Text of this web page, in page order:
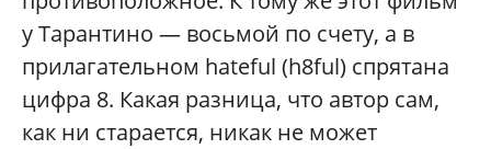
у Тарантино — восьмой по счету, а в
прилагательном hateful (h8ful) спрятана
цифра 8. Какая разница, что автор сам,
как ни старается, никак не может